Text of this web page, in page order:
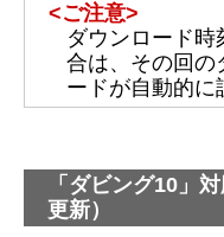
<ご注意>
ダウンロード
合は、その回の
ードが自動的に
「ダビング10」
更新）